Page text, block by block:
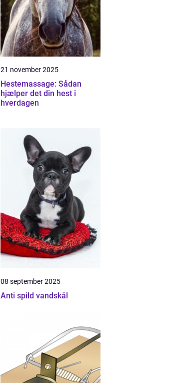
21 november 2025
Hestemassage: Sådan
hjælper det din hest i
hverdagen
08 september 2025
Anti spild vandskål